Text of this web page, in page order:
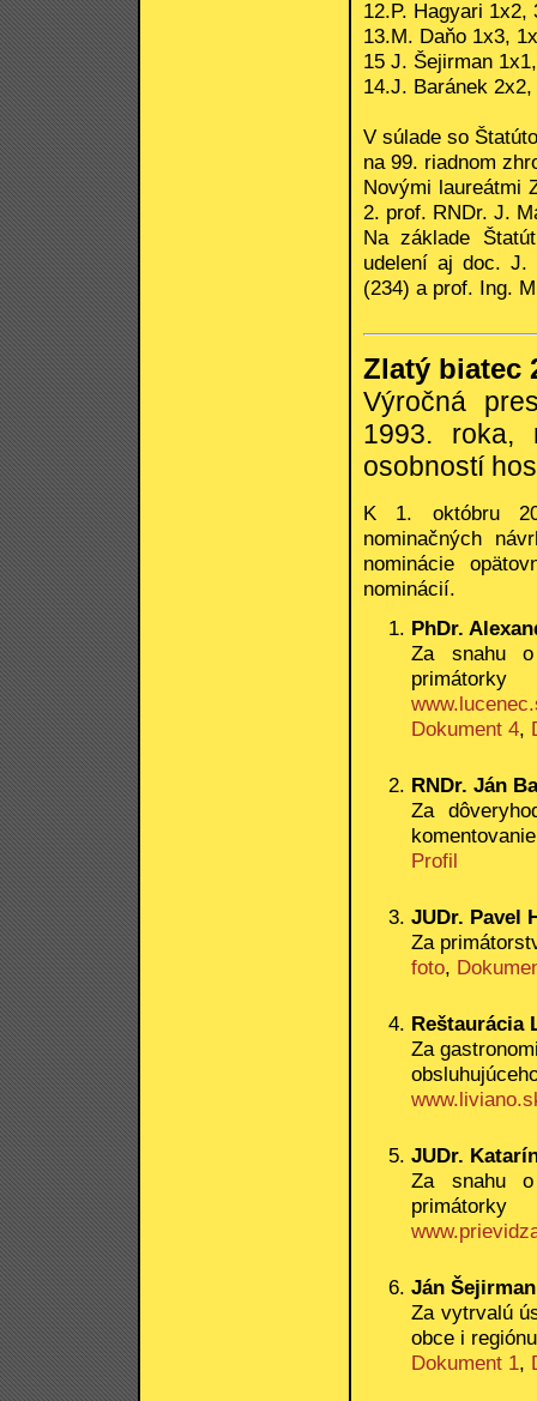
12.P. Hagyari 1x2,
13.M. Daňo 1x3,
15 J. Šejirman
14.J. Baránek
V súlade so
na 99. riadnom
Novými laureátmi
2. prof. RNDr. J.
Na základe
udelení aj doc. J.
(234) a prof. Ing.
Zlatý biatec
Výročná
1993. roka,
osobností
K 1. októbru
nominačných
nominácie
nominácií.
PhDr.
Za snahu
primátorky
Dokument 4,
RNDr. Ján
Za
komentovanie
Profil
JUDr. Pavel
Za
foto,
Reštaurácia
Za
JUDr.
Za snahu
primátorky
Ján
Za vytrvalú
obce i regiónu
Dokument 1,